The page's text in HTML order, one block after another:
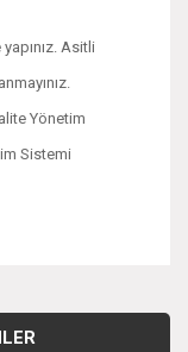
Asitli
Yönetim
Sistemi